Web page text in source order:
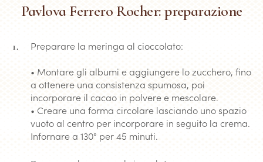
Pavlova Ferrero Rocher: preparazione
Preparare la meringa al cioccolato:
• Montare gli albumi e aggiungere lo zucchero, fino
a ottenere una consistenza spumosa, poi
incorporare il cacao in polvere e mescolare.
• Creare una forma circolare lasciando uno spazio
vuoto al centro per incorporare in seguito la crema.
Infornare a 130° per 45 minuti.